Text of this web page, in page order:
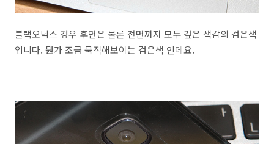
블랙오닉스 경우 후면은 물론 전면까지 모두 깊은 색감의 검은색
입니다. 뭔가 조금 묵직해보이는 검은색 인데요.